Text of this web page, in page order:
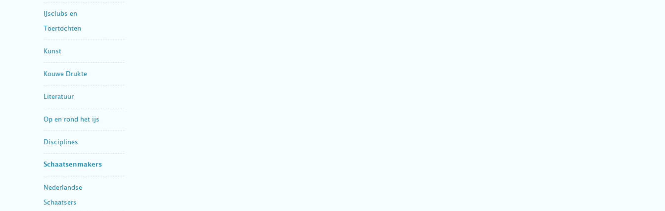
IJsclubs en
Toertochten
Kunst
Kouwe Drukte
Literatuur
Op en rond het ijs
Disciplines
Schaatsenmakers
Nederlandse
Schaatsers